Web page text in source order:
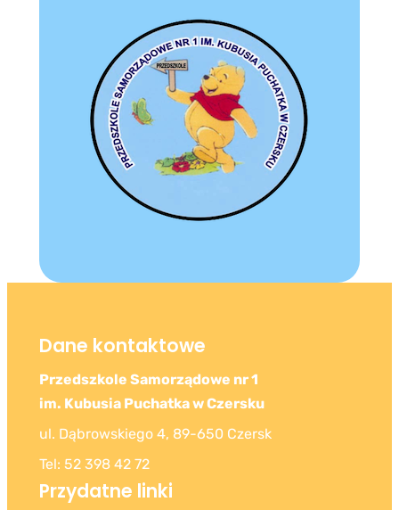
Dane kontaktowe
Przedszkole Samorządowe nr 1
im. Kubusia Puchatka w Czersku
ul. Dąbrowskiego 4, 89-650 Czersk
Tel: 52 398 42 72
Przydatne linki